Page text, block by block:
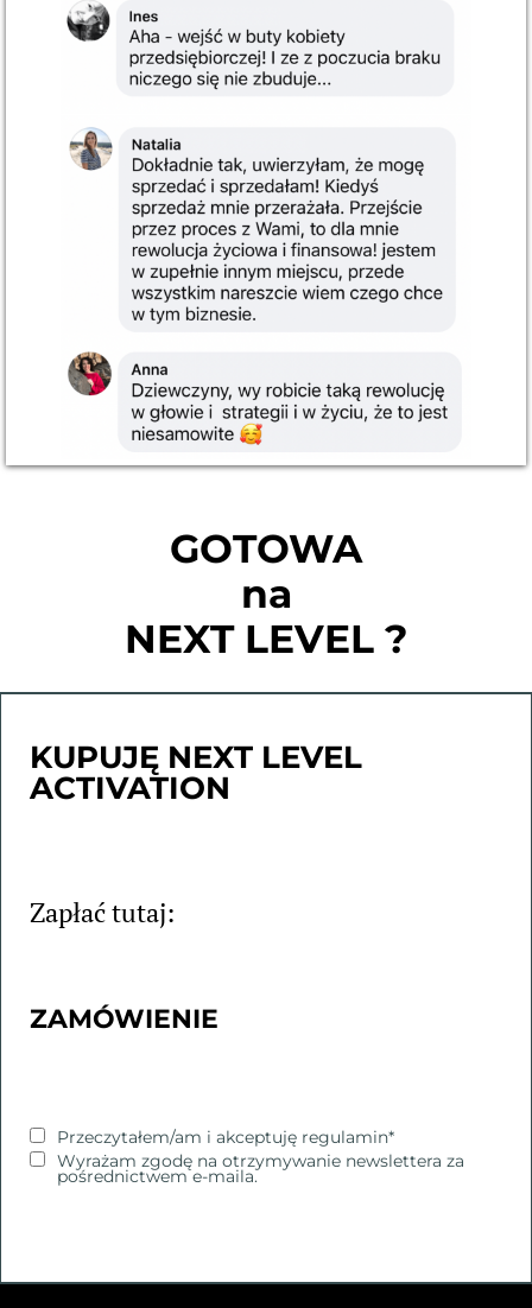
GOTOWA
na
NEXT LEVEL ?
KUPUJĘ NEXT LEVEL
ACTIVATION
Zapłać tutaj:
ZAMÓWIENIE
Przeczytałem/am i akceptuję regulamin*
Wyrażam zgodę na otrzymywanie newslettera za
pośrednictwem e-maila.